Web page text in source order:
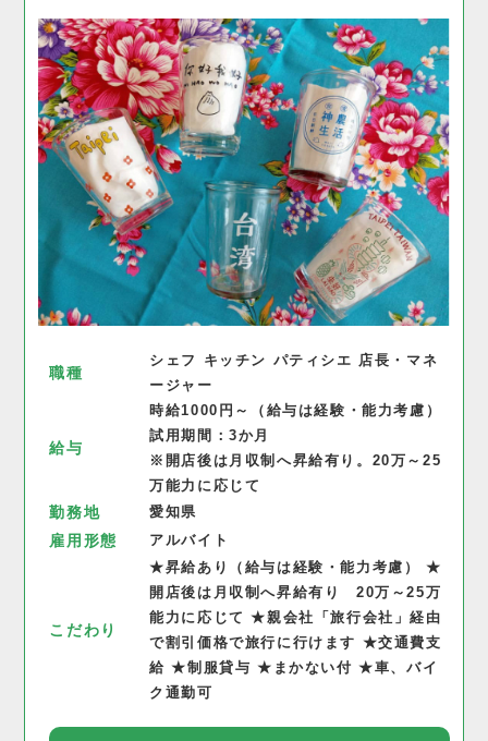
職種
シェフ キッチン パティシエ 店長・マネ
ージャー
給与
時給1000円～（給与は経験・能力考慮）
試用期間：3か月
※開店後は月収制へ昇給有り。20万～25
万能力に応じて
勤務地 愛知県
雇用形態 アルバイト
こだわり
★昇給あり（給与は経験・能力考慮） ★
開店後は月収制へ昇給有り 20万～25万
能力に応じて ★親会社「旅行会社」経由
で割引価格で旅行に行けます ★交通費支
給 ★制服貸与 ★まかない付 ★車、バイ
ク通勤可